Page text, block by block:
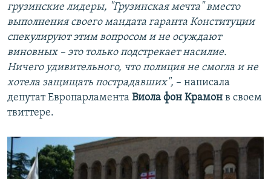
грузинские лидеры, "Грузинская мечта" вместо
выполнения своего мандата гаранта Конституции
спекулируют этим вопросом и не осуждают
виновных – это только подстрекает насилие.
Ничего удивительного, что полиция не смогла и не
хотела защищать пострадавших", – написала
депутат Европарламента Виола фон Крамон в своем
твиттере.